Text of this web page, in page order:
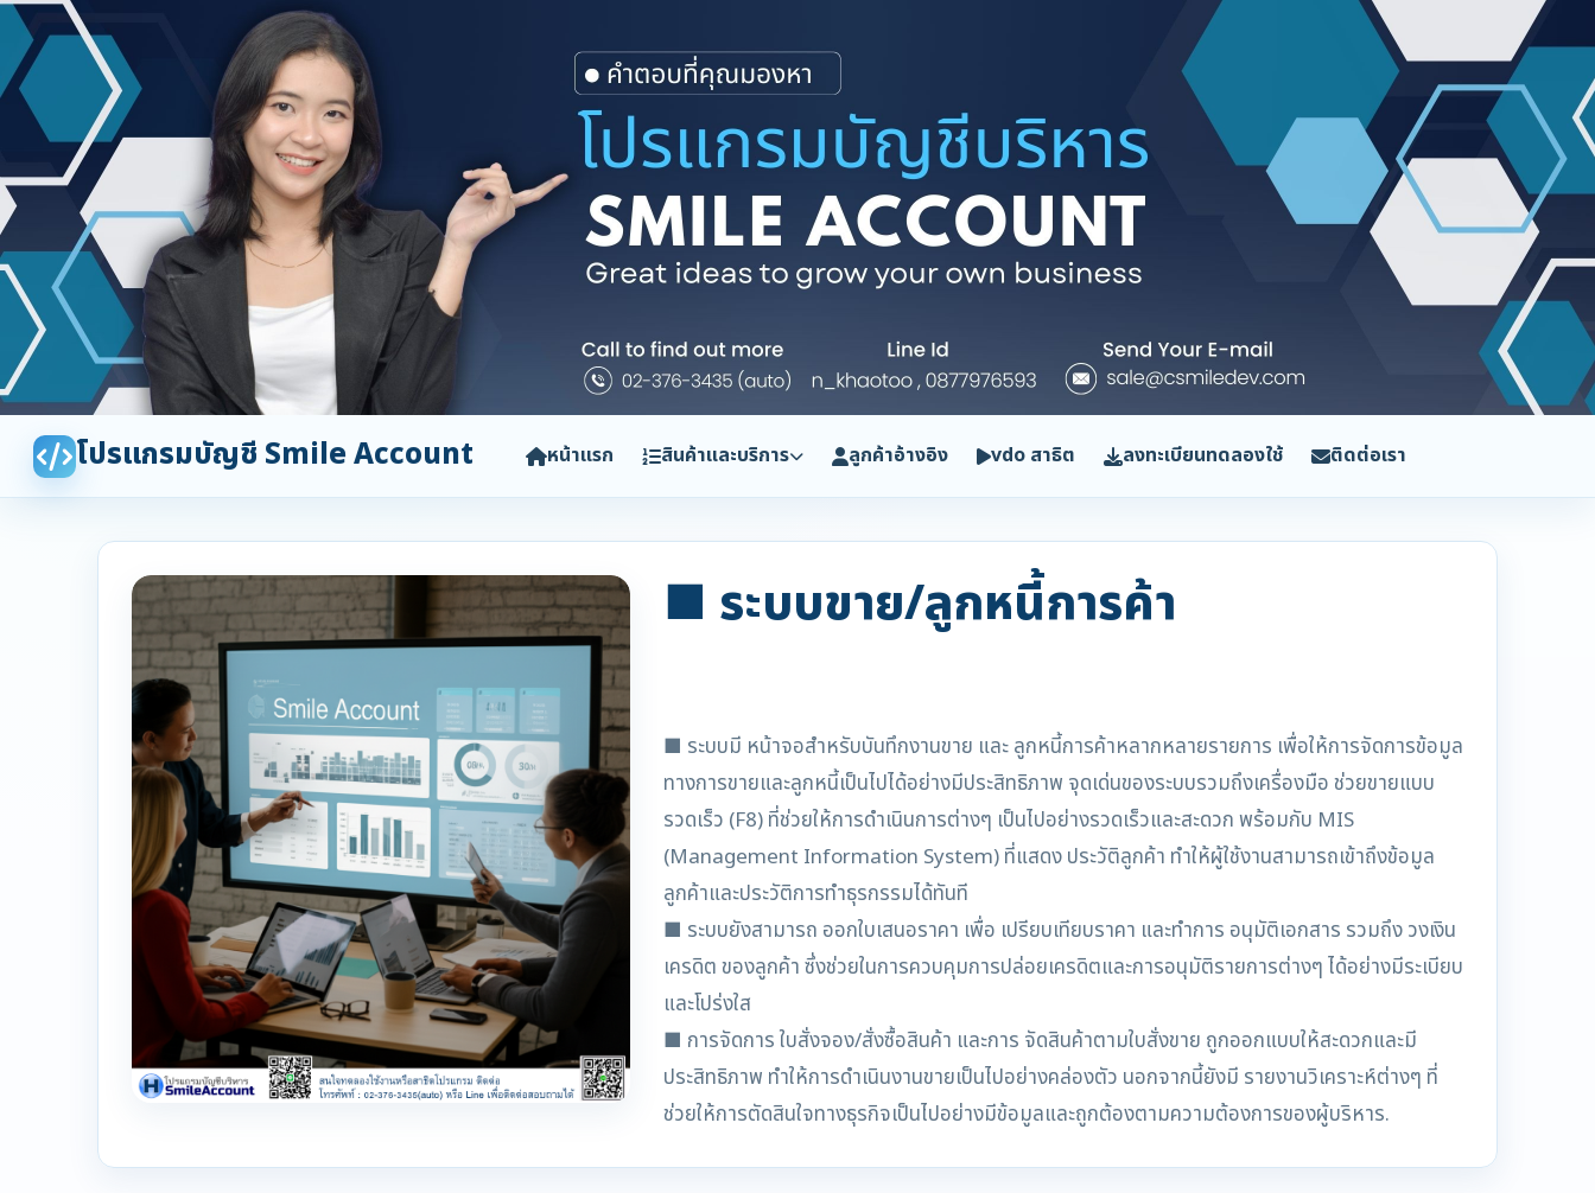
โปรแกรมบัญชี Smile Account หน้าแรก สินค้าและบริการ ลูกค้าอ้างอิง vdo สาธิต ลงทะเบียนทดลองใช้ ติดต่อเรา
■ ระบบขาย/ลูกหนี้การค้า
■ ระบบมี หน้าจอสำหรับบันทึกงานขาย และ ลูกหนี้การค้าหลากหลายรายการ เพื่อให้การจัดการข้อมูล
ทางการขายและลูกหนี้เป็นไปได้อย่างมีประสิทธิภาพ จุดเด่นของระบบรวมถึงเครื่องมือ ช่วยขายแบบ
รวดเร็ว (F8) ที่ช่วยให้การดำเนินการต่างๆ เป็นไปอย่างรวดเร็วและสะดวก พร้อมกับ MIS
(Management Information System) ที่แสดง ประวัติลูกค้า ทำให้ผู้ใช้งานสามารถเข้าถึงข้อมูล
ลูกค้าและประวัติการทำธุรกรรมได้ทันที
■ ระบบยังสามารถ ออกใบเสนอราคา เพื่อ เปรียบเทียบราคา และทำการ อนุมัติเอกสาร รวมถึง วงเงิน
เครดิต ของลูกค้า ซึ่งช่วยในการควบคุมการปล่อยเครดิตและการอนุมัติรายการต่างๆ ได้อย่างมีระเบียบ
และโปร่งใส
■ การจัดการ ใบสั่งจอง/สั่งซื้อสินค้า และการ จัดสินค้าตามใบสั่งขาย ถูกออกแบบให้สะดวกและมี
ประสิทธิภาพ ทำให้การดำเนินงานขายเป็นไปอย่างคล่องตัว นอกจากนี้ยังมี รายงานวิเคราะห์ต่างๆ ที่
ช่วยให้การตัดสินใจทางธุรกิจเป็นไปอย่างมีข้อมูลและถูกต้องตามความต้องการของผู้บริหาร.